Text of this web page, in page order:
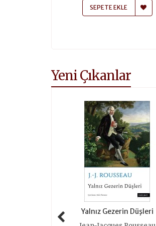
SEPETE EKLE
Yeni Çıkanlar
Yalnız Gezerin Düşleri